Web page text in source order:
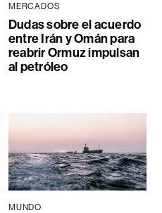
MERCADOS
Dudas sobre el acuerdo
entre Irán y Omán para
reabrir Ormuz impulsan
al petróleo
MUNDO